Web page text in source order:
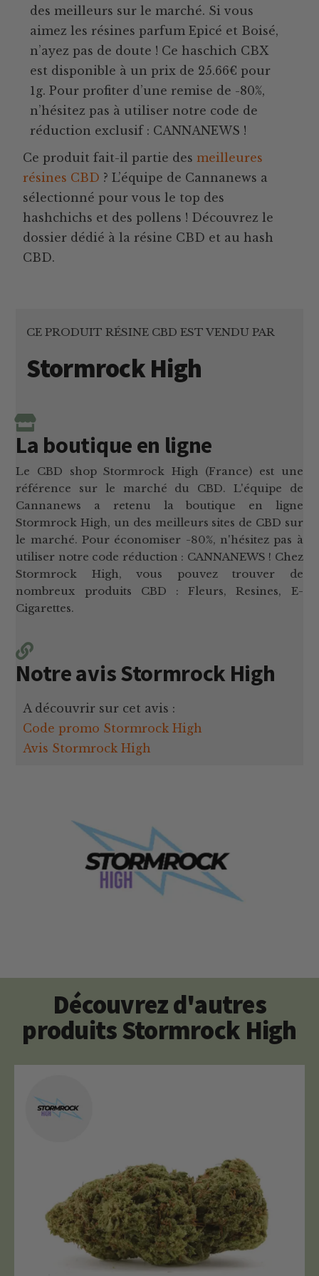
des meilleurs sur le marché. Si vous
aimez les résines parfum Epicé et Boisé,
n’ayez pas de doute ! Ce haschich CBX
est disponible à un prix de 25.66€ pour
1g. Pour profiter d’une remise de -80%,
n’hésitez pas à utiliser notre code de
réduction exclusif : CANNANEWS !
Ce produit fait-il partie des meilleures
résines CBD ? L’équipe de Cannanews a
sélectionné pour vous le top des
hashchichs et des pollens ! Découvrez le
dossier dédié à la résine CBD et au hash
CBD.
CE PRODUIT RÉSINE CBD EST VENDU PAR
Stormrock High
La boutique en ligne
Le CBD shop Stormrock High (France) est une
référence sur le marché du CBD. L'équipe de
Cannanews a retenu la boutique en ligne
Stormrock High, un des meilleurs sites de CBD sur
le marché. Pour économiser -80%, n'hésitez pas à
utiliser notre code réduction : CANNANEWS ! Chez
Stormrock High, vous pouvez trouver de
nombreux produits CBD : Fleurs, Resines, E-
Cigarettes.
Notre avis Stormrock High
A découvrir sur cet avis :
Code promo Stormrock High
Avis Stormrock High
Découvrez d'autres
produits Stormrock High